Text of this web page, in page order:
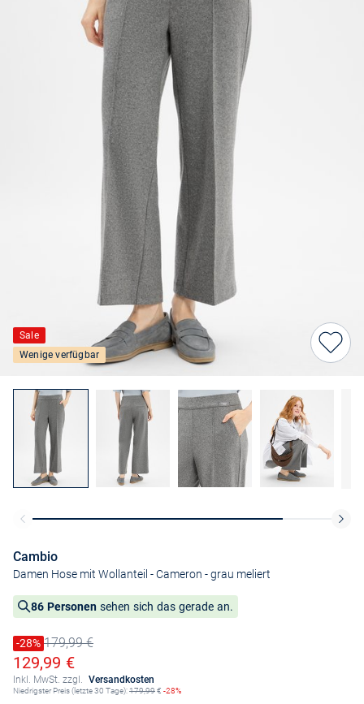
Sale
Wenige verfügbar
Cambio
Damen Hose mit Wollanteil - Cameron - grau meliert
86 Personen sehen sich das gerade an.
Preis reduziert um
-28%
Alter Preis179,99 €
Ermäßigter Preis
129,99 €
Inkl. MwSt. zzgl. Versandkosten
Niedrigster Preis (letzte 30 Tage):179,99€ -28%